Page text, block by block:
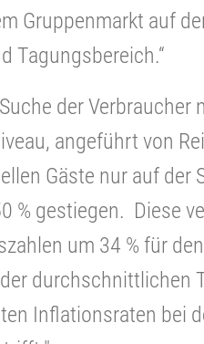
Gruppenmarkt auf
Tagungsbereich.“
der
angeführt von
Gäste nur auf der
% gestiegen. Diese
um 34 % für
durchschnittlichen
Inflationsraten bei